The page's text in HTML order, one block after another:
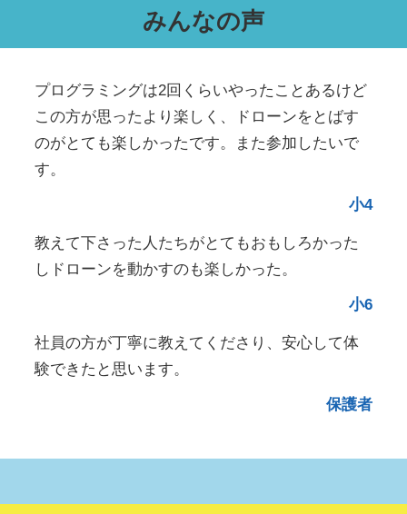
みんなの声
プログラミングは2回くらいやったことあるけど
この方が思ったより楽しく、ドローンをとばす
のがとても楽しかったです。また参加したいで
す。
小4
教えて下さった人たちがとてもおもしろかった
しドローンを動かすのも楽しかった。
小6
社員の方が丁寧に教えてくださり、安心して体
験できたと思います。
保護者